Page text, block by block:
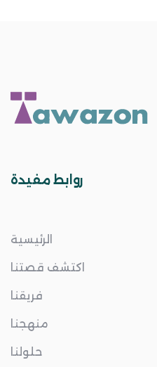
روابط مفيدة
الرئيسية
اكتشف قصتنا
فريقنا
منهجنا
حلولنا